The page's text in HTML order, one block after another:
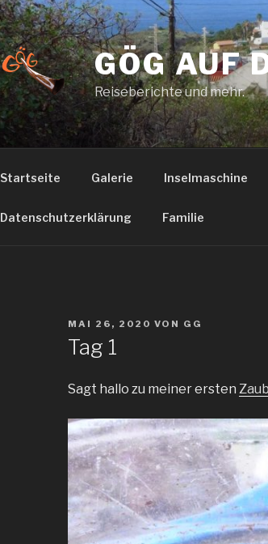
GÖG AUF
Reiseberichte und mehr.
Startseite Galerie Inselmaschine
Datenschutzerklärung Familie
VERÖFFENTLICHT
MAI 26, 2020 VON GG
Tag 1
Sagt hallo zu meiner ersten